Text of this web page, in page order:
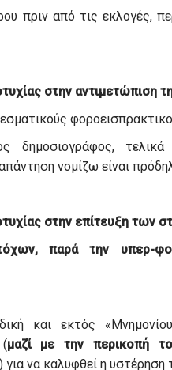
πριν από τις εκλογές,
στην αντιμετώπιση
δημοσιογράφος, τελικά
νομίζω είναι
στην επίτευξη των
παρά την υπερ-
και εκτός
μαζί με την περικοπή
) για να καλυφθεί η